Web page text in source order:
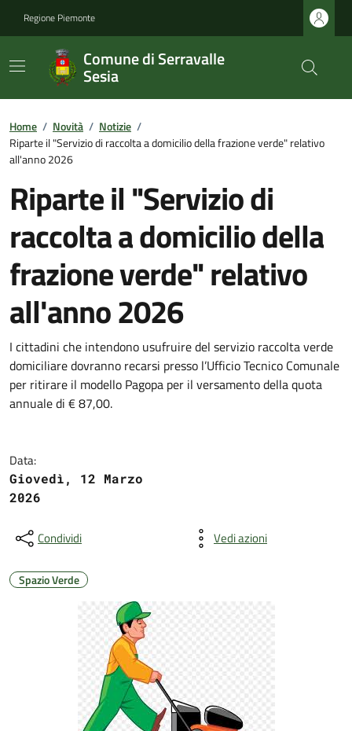
Regione Piemonte
Comune di Serravalle
Sesia
Home / Novità / Notizie /
Riparte il "Servizio di raccolta a domicilio della frazione verde" relativo
all'anno 2026
Riparte il "Servizio di
raccolta a domicilio della
frazione verde" relativo
all'anno 2026
I cittadini che intendono usufruire del servizio raccolta verde
domiciliare dovranno recarsi presso l’Ufficio Tecnico Comunale
per ritirare il modello Pagopa per il versamento della quota
annuale di € 87,00.
Data:
Giovedì, 12 Marzo
2026
Condividi Vedi azioni
Spazio Verde